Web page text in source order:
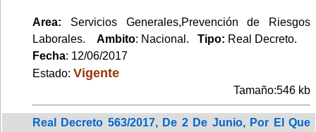
Area: Servicios Generales,Prevención de Riesgos
Laborales. Ambito: Nacional. Tipo: Real Decreto.
Fecha: 12/06/2017
Estado: Vigente
Tamaño:546 kb
Real Decreto 563/2017, De 2 De Junio, Por El Que